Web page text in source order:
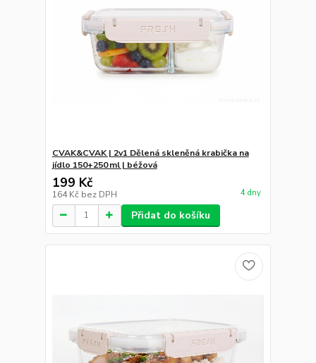
CVAK&CVAK | 2v1 Dělená skleněná krabička na
jídlo 150+250 ml | béžová
199 Kč
164 Kč bez DPH 4 dny
Přidat do košíku